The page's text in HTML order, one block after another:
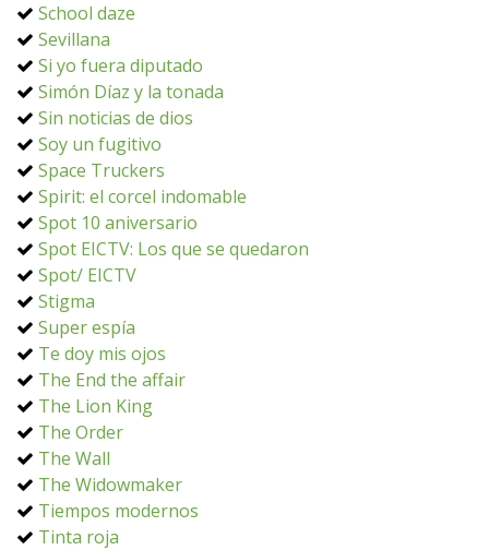
School daze
Sevillana
Si yo fuera diputado
Simón Díaz y la tonada
Sin noticias de dios
Soy un fugitivo
Space Truckers
Spirit: el corcel indomable
Spot 10 aniversario
Spot EICTV: Los que se quedaron
Spot/ EICTV
Stigma
Super espía
Te doy mis ojos
The End the affair
The Lion King
The Order
The Wall
The Widowmaker
Tiempos modernos
Tinta roja